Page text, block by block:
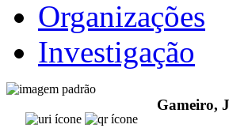
Organizações
Investigação
Gameiro,